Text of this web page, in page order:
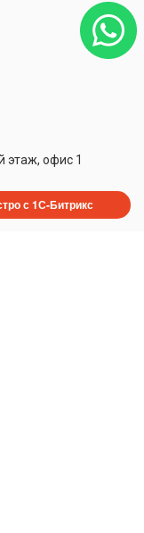
этаж, офис 1
с 1С-Битрикс